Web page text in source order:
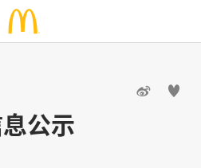
 
公示